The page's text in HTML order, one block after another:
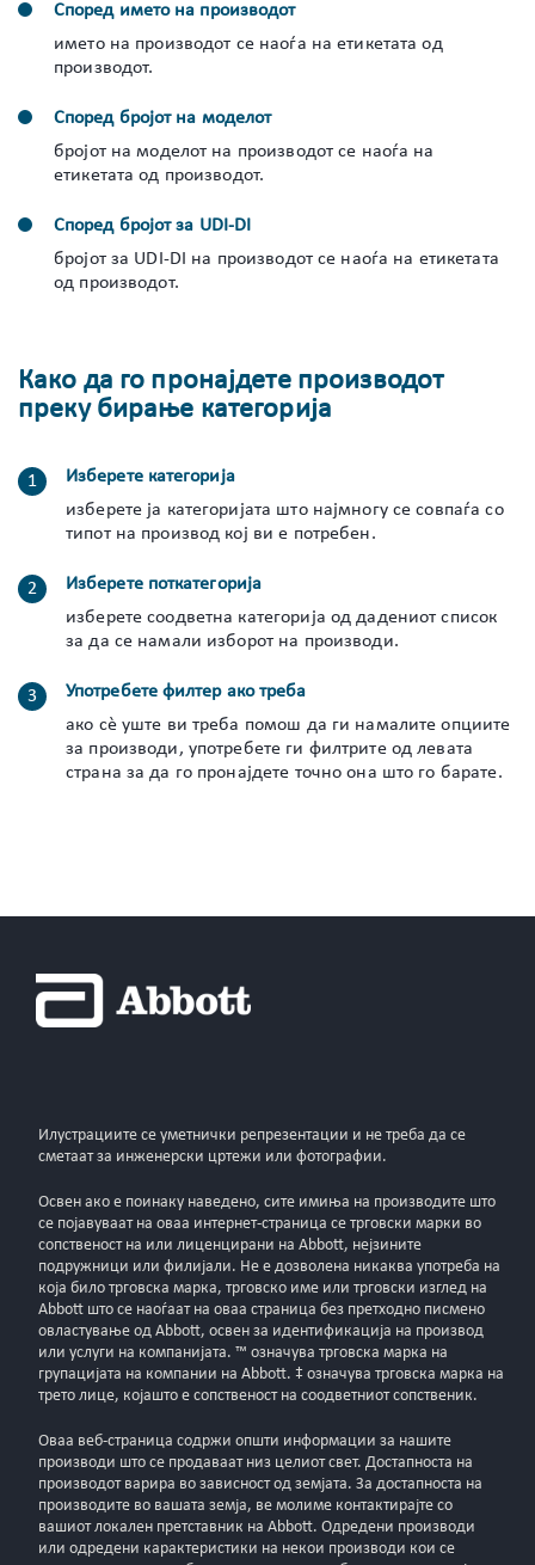
Според името на производот
името на производот се наоѓа на етикетата од
производот.
Според бројот на моделот
бројот на моделот на производот се наоѓа на
етикетата од производот.
Според бројот за UDI-DI
бројот за UDI-DI на производот се наоѓа на етикетата
од производот.
Како да го пронајдете производот
преку бирање категорија
Изберете категорија
изберете ја категоријата што најмногу се совпаѓа со
типот на производ кој ви е потребен.
Изберете поткатегорија
изберете соодветна категорија од дадениот список
за да се намали изборот на производи.
Употребете филтер ако треба
ако сè уште ви треба помош да ги намалите опциите
за производи, употребете ги филтрите од левата
страна за да го пронајдете точно она што го барате.
Илустрациите се уметнички репрезентации и не треба да се
сметаат за инженерски цртежи или фотографии.
Освен ако е поинаку наведено, сите имиња на производите што
се појавуваат на оваа интернет-страница се трговски марки во
сопственост на или лиценцирани на Abbott, нејзините
подружници или филијали. Не е дозволена никаква употреба на
која било трговска марка, трговско име или трговски изглед на
Abbott што се наоѓаат на оваа страница без претходно писмено
овластување од Abbott, освен за идентификација на производ
или услуги на компанијата. ™ означува трговска марка на
групацијата на компании на Abbott. ‡ означува трговска марка на
трето лице, којашто е сопственост на соодветниот сопственик.
Оваа веб-стрaница содржи општи информации за нашите
производи што се продаваат низ целиот свет. Достапноста на
производот варира во зависност од земјата. За достапноста на
производите во вашата земја, ве молиме контактирајте со
вашиот локален претставник на Abbott. Одредени производи
или одредени карактеристики на некои производи кои се